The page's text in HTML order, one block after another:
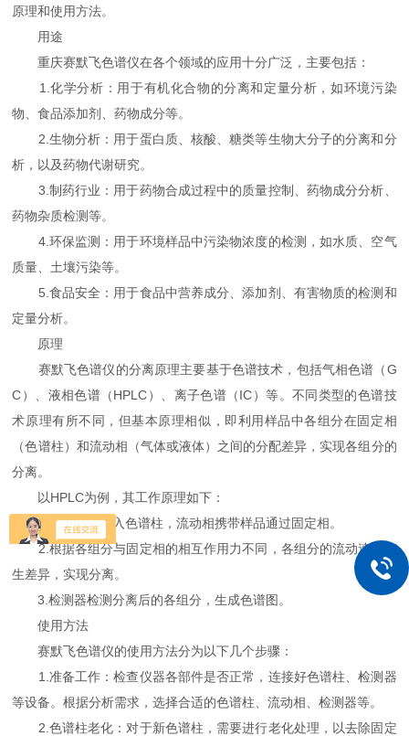
原理和使用方法。
用途
重庆赛默飞色谱仪在各个领域的应用十分广泛，主要包括：
1.化学分析：用于有机化合物的分离和定量分析，如环境污染
物、食品添加剂、药物成分等。
2.生物分析：用于蛋白质、核酸、糖类等生物大分子的分离和分
析，以及药物代谢研究。
3.制药行业：用于药物合成过程中的质量控制、药物成分分析、
药物杂质检测等。
4.环保监测：用于环境样品中污染物浓度的检测，如水质、空气
质量、土壤污染等。
5.食品安全：用于食品中营养成分、添加剂、有害物质的检测和
定量分析。
原理
赛默飞色谱仪的分离原理主要基于色谱技术，包括气相色谱（G
C）、液相色谱（HPLC）、离子色谱（IC）等。不同类型的色谱技
术原理有所不同，但基本原理相似，即利用样品中各组分在固定相
（色谱柱）和流动相（气体或液体）之间的分配差异，实现各组分的
分离。
以HPLC为例，其工作原理如下：
1.样品溶液进入色谱柱，流动相携带样品通过固定相。
2.根据各组分与固定相的相互作用力不同，各组分的流动速度产
生差异，实现分离。
3.检测器检测分离后的各组分，生成色谱图。
使用方法
赛默飞色谱仪的使用方法分为以下几个步骤：
1.准备工作：检查仪器各部件是否正常，连接好色谱柱、检测器
等设备。根据分析需求，选择合适的色谱柱、流动相、检测器等。
2.色谱柱老化：对于新色谱柱，需要进行老化处理，以去除固定